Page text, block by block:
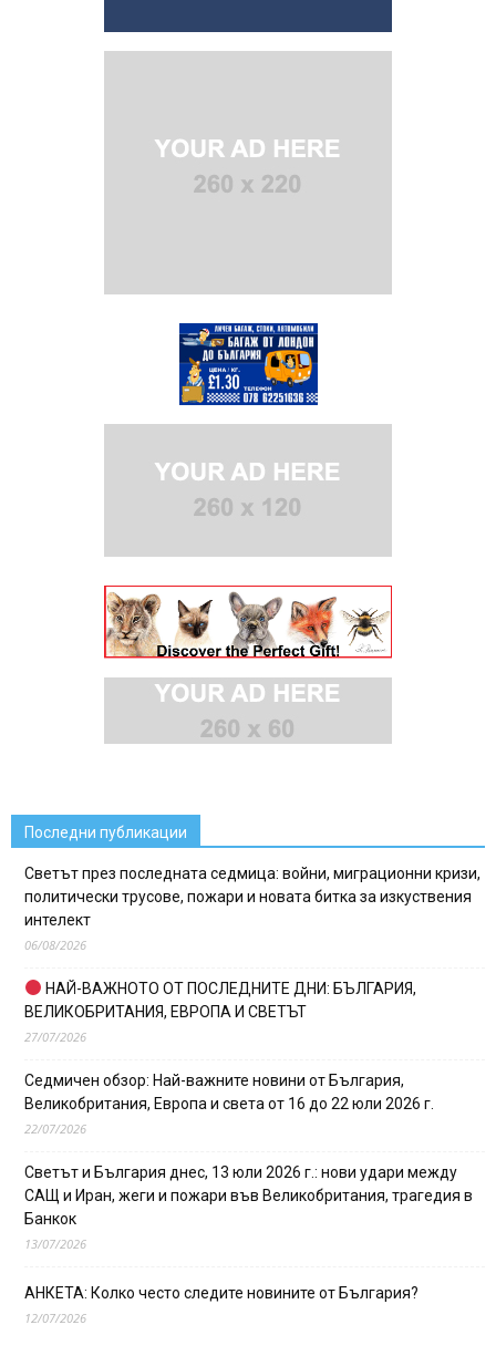
Последни публикации
Светът през последната седмица: войни, миграционни кризи,
политически трусове, пожари и новата битка за изкуствения
интелект
06/08/2026
НАЙ-ВАЖНОТО ОТ ПОСЛЕДНИТЕ ДНИ: БЪЛГАРИЯ,
ВЕЛИКОБРИТАНИЯ, ЕВРОПА И СВЕТЪТ
27/07/2026
Седмичен обзор: Най-важните новини от България,
Великобритания, Европа и света от 16 до 22 юли 2026 г.
22/07/2026
Светът и България днес, 13 юли 2026 г.: нови удари между
САЩ и Иран, жеги и пожари във Великобритания, трагедия в
Банкок
13/07/2026
АНКЕТА: Колко често следите новините от България?
12/07/2026